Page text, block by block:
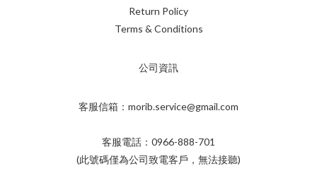
Return Policy
Terms & Conditions
公司資訊
客服信箱：morib.service@gmail.com
客服電話：0966-888-701
(此號碼僅為公司致電客戶，無法接聽)